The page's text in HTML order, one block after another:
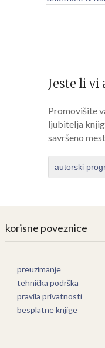
Jeste li vi
Promovišite
ljubitelja
savršeno
autorski
korisne poveznice
preuzimanje
tehnička podrška
pravila privatnosti
besplatne knjige